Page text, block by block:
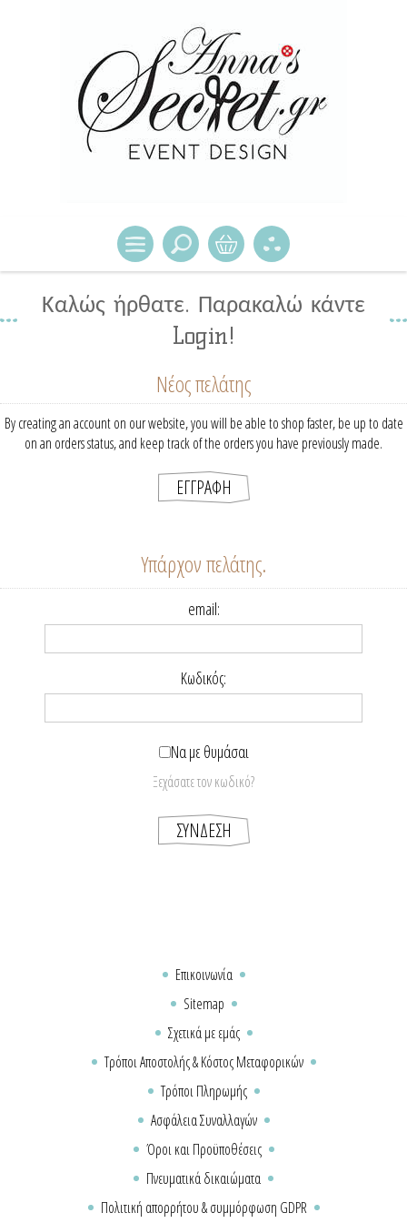
Καλώς ήρθατε. Παρακαλώ κάντε
Login!
Νέος πελάτης
By creating an account on our website, you will be able to shop faster, be up to date
on an orders status, and keep track of the orders you have previously made.
Υπάρχον πελάτης.
email:
Κωδικός:
Να με θυμάσαι
Ξεχάσατε τον κωδικό?
Επικοινωνία
Sitemap
Σχετικά με εμάς
Τρόποι Αποστολής & Κόστος Μεταφορικών
Τρόποι Πληρωμής
Ασφάλεια Συναλλαγών
Όροι και Προϋποθέσεις
Πνευματικά δικαιώματα
Πολιτική απορρήτου & συμμόρφωση GDPR